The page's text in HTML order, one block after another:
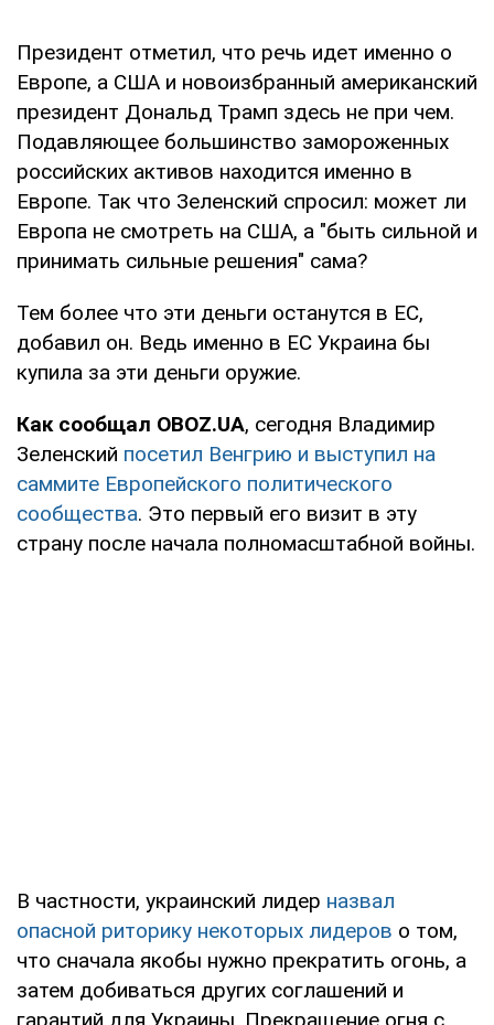
Президент отметил, что речь идет именно о
Европе, а США и новоизбранный американский
президент Дональд Трамп здесь не при чем.
Подавляющее большинство замороженных
российских активов находится именно в
Европе. Так что Зеленский спросил: может ли
Европа не смотреть на США, а "быть сильной и
принимать сильные решения" сама?
Тем более что эти деньги останутся в ЕС,
добавил он. Ведь именно в ЕС Украина бы
купила за эти деньги оружие.
Как сообщал OBOZ.UA, сегодня Владимир
Зеленский посетил Венгрию и выступил на
саммите Европейского политического
сообщества. Это первый его визит в эту
страну после начала полномасштабной войны.
В частности, украинский лидер назвал
опасной риторику некоторых лидеров о том,
что сначала якобы нужно прекратить огонь, а
затем добиваться других соглашений и
гарантий для Украины. Прекращение огня с